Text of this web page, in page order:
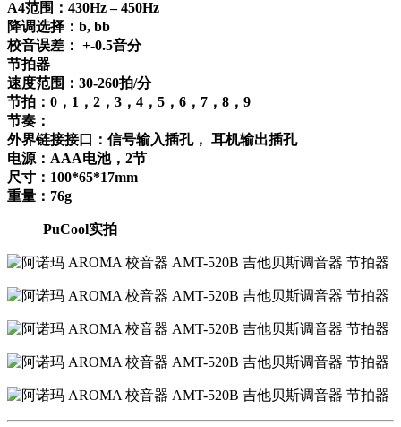
A4范围：430Hz – 450Hz
降调选择：b, bb
校音误差： +-0.5音分
节拍器
速度范围：30-260拍/分
节拍：0，1，2，3，4，5，6，7，8，9
节奏：
外界链接接口：信号输入插孔， 耳机输出插孔
电源：AAA电池，2节
尺寸：100*65*17mm
重量：76g
PuCool实拍